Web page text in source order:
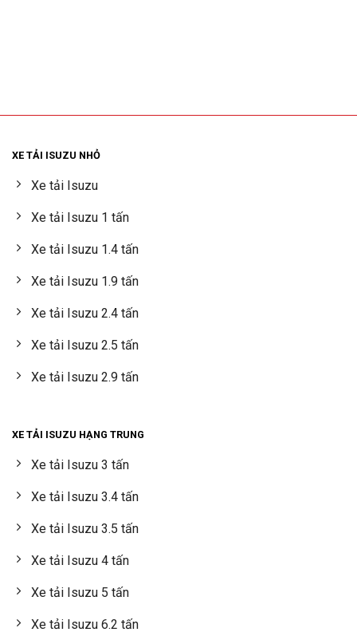
XE TẢI ISUZU NHỎ
Xe tải Isuzu
Xe tải Isuzu 1 tấn
Xe tải Isuzu 1.4 tấn
Xe tải Isuzu 1.9 tấn
Xe tải Isuzu 2.4 tấn
Xe tải Isuzu 2.5 tấn
Xe tải Isuzu 2.9 tấn
XE TẢI ISUZU HẠNG TRUNG
Xe tải Isuzu 3 tấn
Xe tải Isuzu 3.4 tấn
Xe tải Isuzu 3.5 tấn
Xe tải Isuzu 4 tấn
Xe tải Isuzu 5 tấn
Xe tải Isuzu 6.2 tấn